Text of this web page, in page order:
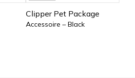
Clipper Pet Package
Accessoire – Black